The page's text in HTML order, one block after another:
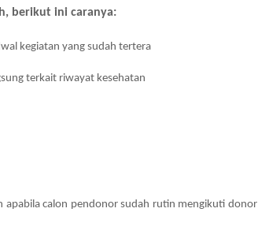
berikut ini caranya:
kegiatan yang sudah tertera
terkait riwayat kesehatan
calon pendonor sudah rutin mengikuti donor